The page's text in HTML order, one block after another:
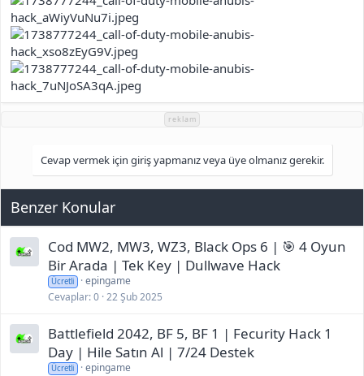
reklam
Cevap vermek için giriş yapmanız veya üye olmanız gerekir.
Benzer Konular
Cod MW2, MW3, WZ3, Black Ops 6 | 🎯 4 Oyun
Bir Arada | Tek Key | Dullwave Hack
Ücretli
epingame
Cevaplar 0 22 Şub 2025
Battlefield 2042, BF 5, BF 1 | Fecurity Hack 1
Day | Hile Satın Al | 7/24 Destek
Ücretli
epingame